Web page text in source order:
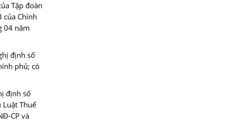
Tập đoàn
Chính
04 năm
định số
phủ; có
định số
Thuế
CP và